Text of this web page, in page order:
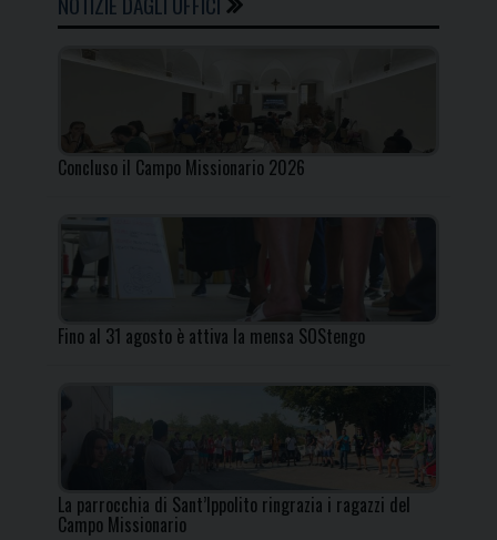
Concluso il Campo Missionario 2026
Fino al 31 agosto è attiva la mensa SOStengo
La parrocchia di Sant’Ippolito ringrazia i ragazzi del
Campo Missionario